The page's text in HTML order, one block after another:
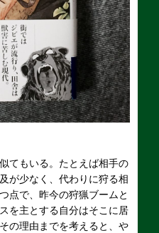
てもいる。たとえば相手の
が少なく、代わりに狩る相
点で、昨今の狩猟ブームと
を主とする自分はそこに居
の理由までを考えると、や